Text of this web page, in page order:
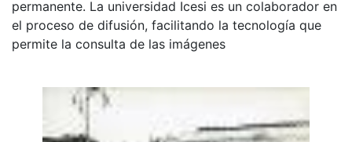
permanente. La universidad Icesi es un colaborador en
el proceso de difusión, facilitando la tecnología que
permite la consulta de las imágenes